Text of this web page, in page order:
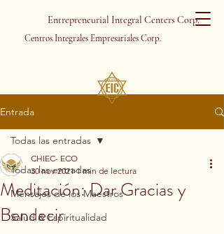
Entrepreneurial Integral Centers Corp.
Centros Integrales Empresariales Corp.
Entrada
Todas las entradas
Mensajes de los Maestros
Salud & Espiritualidad
Todas las entradas
Meditación: Dar Gracias y
Bendecir
CHIEC- ECO
30 nov 2021 1 min de lectura